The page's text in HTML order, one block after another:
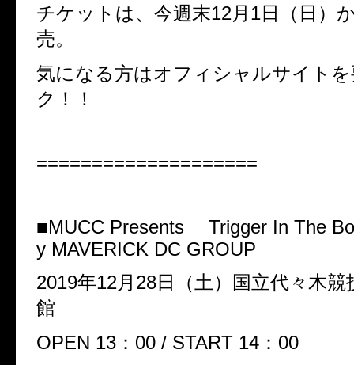
チケットは、今週末12月 1日（日）
売。
気になる方はオフィシャルサイト
ク！！
====================
■MUCC Presents
Trigger In The
y MAVERICK DC GROUP
2019年12月 28日（土）国立代々木競
館
OPEN 13 ： 00 / START 14 ： 00